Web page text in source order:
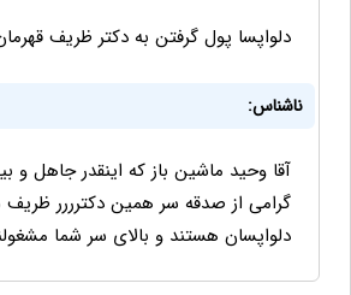
دلواپسا پول گرفتن به دکتر ظریف
ناشناس:
آقا وحید ماشین باز که اینقدر جاهل
گرامی از صدقه سر همین دکترررر
دلواپسان هستند و بالای سر شما